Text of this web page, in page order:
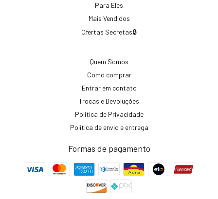
Para Eles
Mais Vendidos
Ofertas Secretas🔒
Quem Somos
Como comprar
Entrar em contato
Trocas e Devoluções
Política de Privacidade
Política de envio e entrega
Formas de pagamento